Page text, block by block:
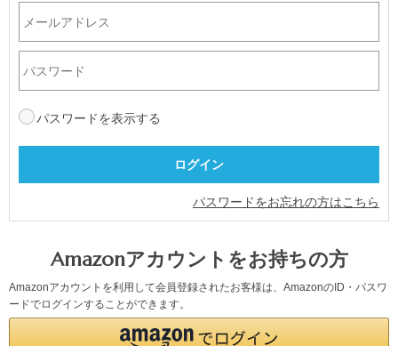
パスワードを表示する
パスワードをお忘れの方はこちら
Amazonアカウントをお持ちの方
Amazonアカウントを利用して会員登録されたお客様は、AmazonのID・パスワ
ードでログインすることができます。